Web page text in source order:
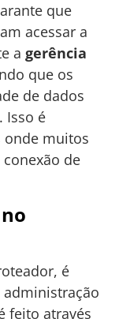
que
acessar a
a gerência
que os
de dados
Isso é
onde muitos
de
é
administração
feito através